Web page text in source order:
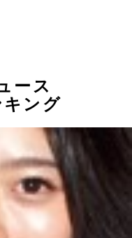
ース
ング